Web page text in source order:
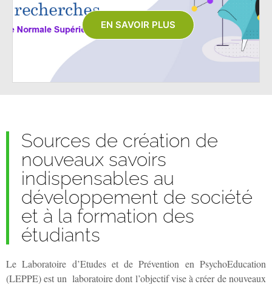
EN SAVOIR PLUS
Sources de création de
nouveaux savoirs
indispensables au
développement de société
et à la formation des
étudiants
Le Laboratoire d’Etudes et de Prévention en PsychoEducation
(LEPPE) est un laboratoire dont l’objectif vise à créer de nouveaux